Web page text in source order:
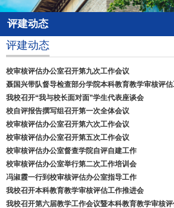
评建动态
评建动态
校审核评估办公室召开第九次工作会议
聂国兴带队督导检查部分学院本科教育教学审核评
我校召开“我与校长面对面”学生代表座谈会
校自评报告撰写组召开第一次全体会议
校审核评估办公室召开第六次工作会议
校审核评估办公室召开第五次工作会议
校审核评估办公室督查学院自评自建工作
校审核评估办公室举行第二次工作培训会
冯淑霞一行到校审核评估办公室指导工作
我校召开本科教育教学审核评估工作推进会